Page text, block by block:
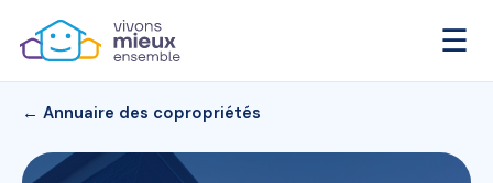
☰
← Annuaire des copropriétés